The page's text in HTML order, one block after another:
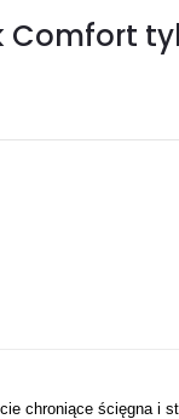
Comfort
chroniące ścięgna i